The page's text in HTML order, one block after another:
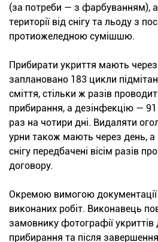
(за потреби — з фарбуванням),
території від снігу та льоду з
протиожеледною сумішшю.
Прибирати укриття мають через
заплановано 183 цикли
сміття, стільки ж разів
прибирання, а дезінфекцію —
раз на чотири дні. Видаляти
урни також мають через день, а
снігу передбачені вісім разів
договору.
Окремою вимогою
виконаних робіт. Виконавець
замовнику фотографії укриттів
прибирання та після